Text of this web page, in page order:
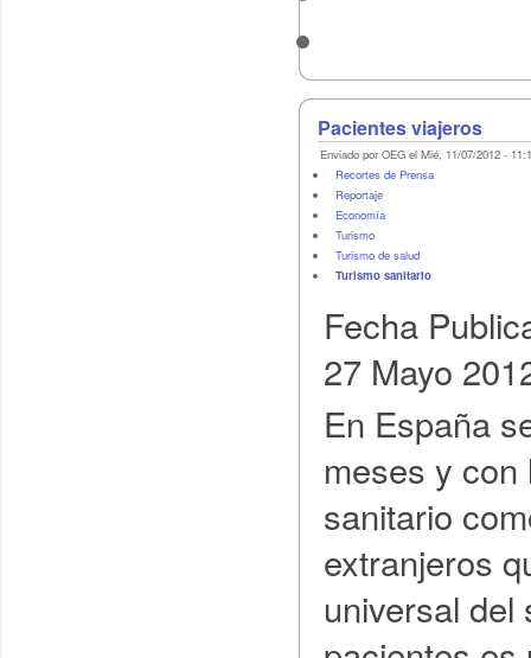
Pacientes viajeros
Enviado por OEG el Mié, 11/07/2012 -
Recortes de Prensa
Reportaje
Economí­a
Turismo
Turismo de salud
Turismo sanitario
Fecha
27 Mayo
En España
meses y
sanitario
extranjeros
universal del